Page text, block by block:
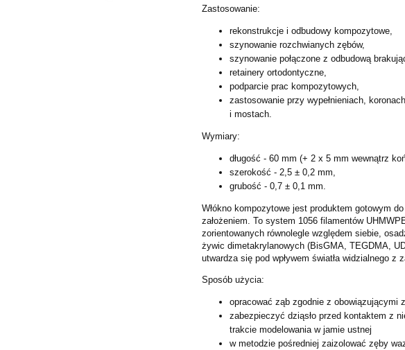
Zastosowanie:
rekonstrukcje i odbudowy kompozytowe,
szynowanie rozchwianych zębów,
szynowanie połączone z odbudową
retainery ortodontyczne,
podparcie prac kompozytowych,
zastosowanie przy wypełnieniach,
imostach.
Wymiary:
długość - 60 mm (+ 2 x 5 mm wewnątrz
szerokość - 2,5 ± 0,2 mm,
grubość - 0,7 ± 0,1 mm.
Włókno kompozytowe jest produktem gotowym
założeniem. To system 1056 filamentów
zorientowanych równolegle względem siebie,
żywic dimetakrylanowych (BisGMA, TEGDMA,
utwardza się pod wpływem światła widzialnego z
Sposób użycia:
opracować ząb zgodnie z obowiązującymi
zabezpieczyć dziąsło przed kontaktem z
trakciemodelowania w jamie ustnej
w metodzie pośredniej zaizolować zęby